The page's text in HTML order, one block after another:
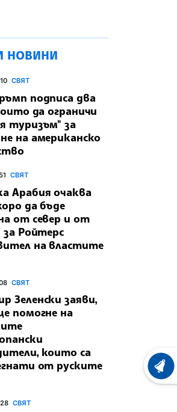
НОВИНИ
СВЯТ
подписа два
да ограничи
туризъм" за
на американско
СВЯТ
Арабия очаква
да бъде
от север и от
за Ройтерс
на властите
СВЯТ
Зеленски заяви,
помогне на
които са
от руските
СВЯТ